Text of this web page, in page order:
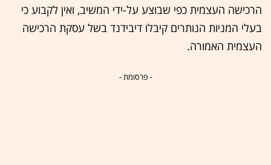
הרכישה העצמית כפי שבוצע על-ידי המשיב, ואין לקבוע כי
בעלי המניות הנותרים קיבלו דיבידנד בשל עסקת הרכישה
העצמית האמורה.
- פרסומת -